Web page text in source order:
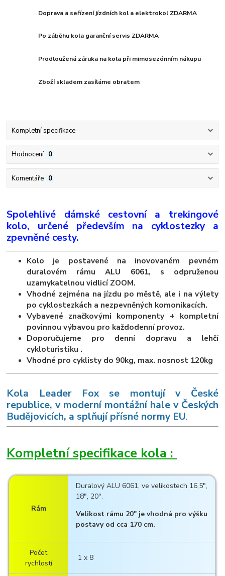
Doprava a seřízení jízdních kol a elektrokol ZDARMA
Po záběhu kola garanční servis ZDARMA
Prodloužená záruka na kola při mimosezónním nákupu
Zboží skladem zasíláme obratem
Kompletní specifikace
Hodnocení 0
Komentáře 0
Spolehlivé dámské cestovní a trekingové
kolo, určené především na cyklostezky a
zpevněné cesty.
Kolo je postavené na inovovaném pevném
duralovém rámu ALU 6061, s odpruženou
uzamykatelnou vidlicí ZOOM.
Vhodné zejména na jízdu po městě, ale i na výlety
po cyklostezkách a nezpevněných komonikacích.
Vybavené značkovými komponenty + kompletní
povinnou výbavou pro každodenní provoz.
Doporučujeme pro denní dopravu a lehčí
cykloturistiku .
Vhodné pro cyklisty do 90kg, max. nosnost 120kg
Kola Leader Fox se montují v České
republice, v moderní montážní hale v Českých
Budějovicích, a splňují přísné normy EU.
Kompletní specifikace kola :
Rám
Duralový ALU 6061, ve velikostech 16,5",
18", 20".
Velikost rámu 20" je vhodná pro výšku
postavy od cca 170 cm.
Počet
rychlostí
1 x 8